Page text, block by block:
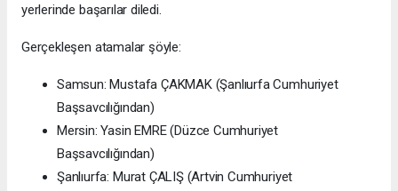
yerlerinde başarılar diledi.
Gerçekleşen atamalar şöyle:
Samsun: Mustafa ÇAKMAK (Şanlıurfa Cumhuriyet
Başsavcılığından)
Mersin: Yasin EMRE (Düzce Cumhuriyet
Başsavcılığından)
Şanlıurfa: Murat ÇALIŞ (Artvin Cumhuriyet